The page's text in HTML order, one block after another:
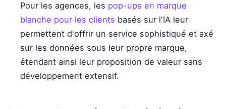
Pour les agences, les pop-ups en marque
blanche pour les clients basés sur l'IA leur
permettent d'offrir un service sophistiqué et axé
sur les données sous leur propre marque,
étendant ainsi leur proposition de valeur sans
développement extensif.